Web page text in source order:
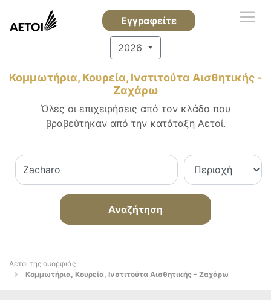
Εγγραφείτε
2026
Κομμωτήρια, Κουρεία, Ινστιτούτα Αισθητικής -
Ζαχάρω
Όλες οι επιχειρήσεις από τον κλάδο που
βραβεύτηκαν από την κατάταξη Αετοί.
Αναζήτηση
Αετοί της ομορφιάς
Κομμωτήρια, Κουρεία, Ινστιτούτα Αισθητικής - Ζαχάρω